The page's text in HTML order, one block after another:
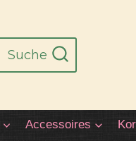
Suche
Accessoires